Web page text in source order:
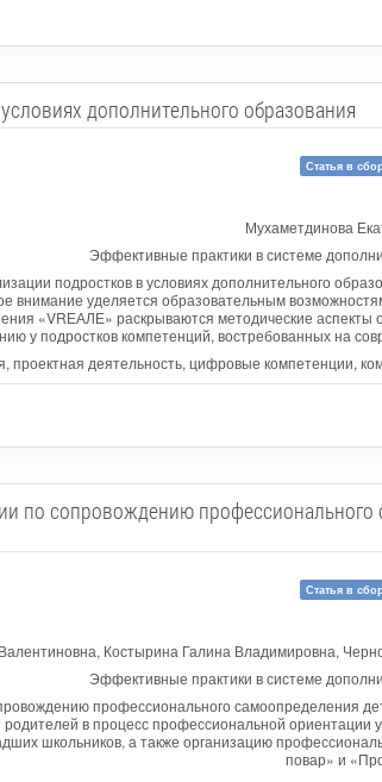
дополнительного образования
Статья в
Мухаметдинова
Эффективные практики в системе
подростков в условиях дополнительного
внимание уделяется образовательным
«VRЕАЛЕ» раскрываются методические аспекты
у подростков компетенций, востребованных на
проектная деятельность, цифровые компетенции,
по сопровождению профессионального
Статья в
Костырина Галина Владимировна,
Эффективные практики в системе
профессионального самоопределения
в процесс профессиональной ориентации
школьников, а также организацию
повар» и